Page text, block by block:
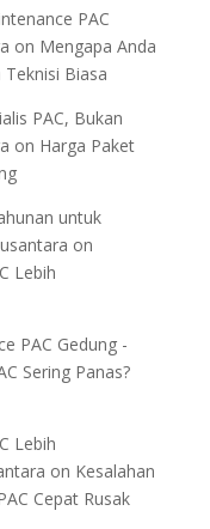
PAC
on Mengapa Anda
Teknisi Biasa
PAC, Bukan
on Harga Paket
untuk
on
Lebih
PAC Gedung -
Sering Panas?
Lebih
on Kesalahan
Cepat Rusak